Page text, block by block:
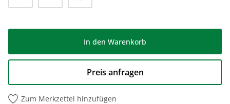
In den Warenkorb
Preis anfragen
Zum Merkzettel hinzufügen